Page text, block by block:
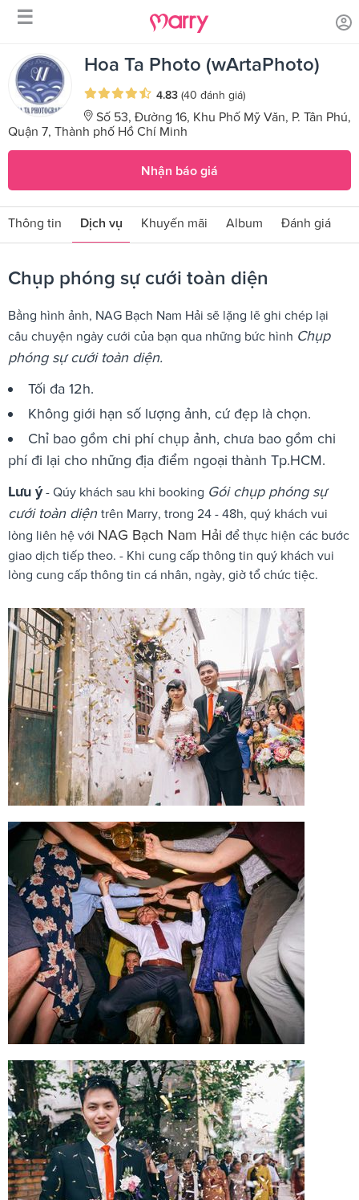
☰
Trang chủ Sản phẩm dịch vụ / Chụp phóng sự cưới toàn diện
Hoa Ta Photo (wArtaPhoto)
4.83 (40 đánh giá)
Số 53, Đường 16, Khu Phố Mỹ Văn, P. Tân Phú,
Quận 7, Thành phố Hồ Chí Minh
Nhận báo giá
Thông tin Dịch vụ Khuyến mãi Album Đánh giá
Chụp phóng sự cưới toàn diện
Bằng hình ảnh, NAG Bạch Nam Hải sẽ lặng lẽ ghi chép lại
câu chuyện ngày cưới của bạn qua những bức hình Chụp
phóng sự cưới toàn diện.
Tối đa 12h.
Không giới hạn số lượng ảnh, cứ đẹp là chọn.
Chỉ bao gồm chi phí chụp ảnh, chưa bao gồm chi
phí đi lại cho những địa điểm ngoại thành Tp.HCM.
Lưu ý- Qúy khách sau khi booking Gói chụp phóng sự
cưới toàn diện trên Marry, trong 24 - 48h, quý khách vui
lòng liên hệ với NAG Bạch Nam Hải để thực hiện các bước
giao dịch tiếp theo. - Khi cung cấp thông tin quý khách vui
lòng cung cấp thông tin cá nhân, ngày, giờ tổ chức tiệc.